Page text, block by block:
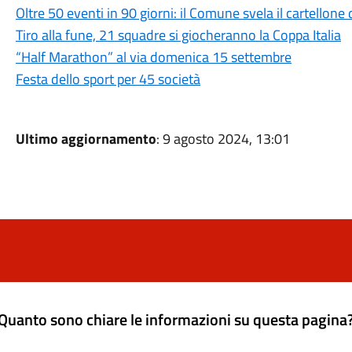
Oltre 50 eventi in 90 giorni: il Comune svela il cartellone
Tiro alla fune, 21 squadre si giocheranno la Coppa Italia
“Half Marathon” al via domenica 15 settembre
Festa dello sport per 45 società
Ultimo aggiornamento: 9 agosto 2024, 13:01
sono chiare le informazioni su questa